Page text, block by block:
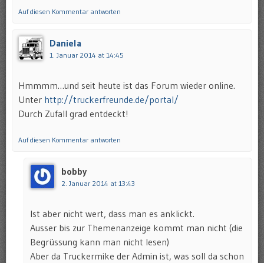
Auf diesen Kommentar antworten
Daniela
1. Januar 2014 at 14:45
Hmmmm…und seit heute ist das Forum wieder online.
Unter http://truckerfreunde.de/portal/
Durch Zufall grad entdeckt!
Auf diesen Kommentar antworten
bobby
2. Januar 2014 at 13:43
Ist aber nicht wert, dass man es anklickt.
Ausser bis zur Themenanzeige kommt man nicht (die
Begrüssung kann man nicht lesen)
Aber da Truckermike der Admin ist, was soll da schon